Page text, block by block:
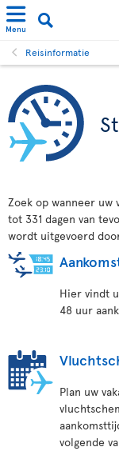
Menu
Reisinformatie
Zoek op wanneer uw
tot 331 dagen van
wordt uitgevoerd
Hier vindt
48 uur
Plan uw
volgende